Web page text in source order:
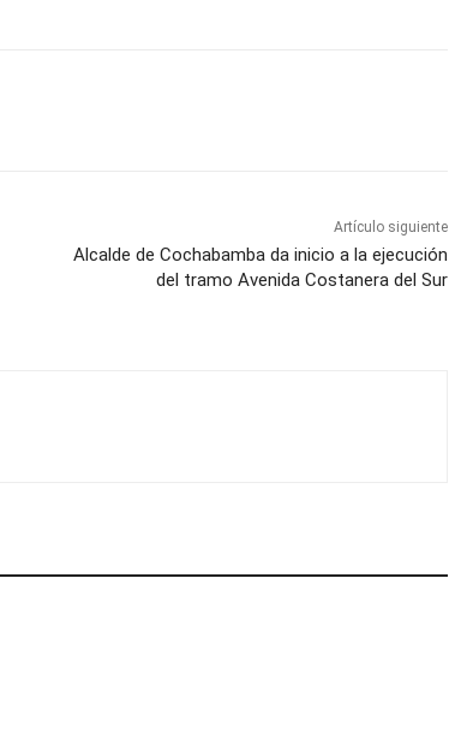
Artículo siguiente
Alcalde de Cochabamba da inicio a la ejecución
del tramo Avenida Costanera del Sur